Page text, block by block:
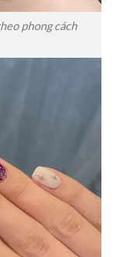
phong cách